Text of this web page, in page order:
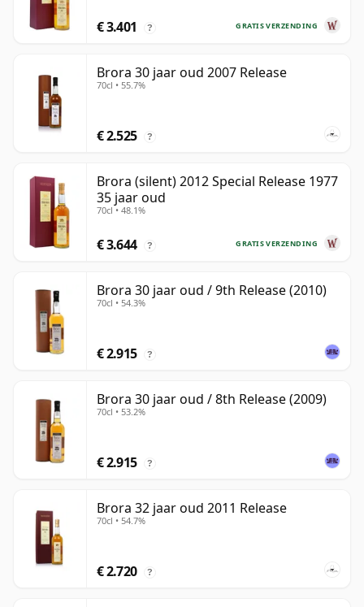
GRATIS VERZENDING
€ 3.401 ?
Brora 30 jaar oud 2007 Release
70cl • 55.7%
€ 2.525 ?
Brora (silent) 2012 Special Release 1977
35 jaar oud
70cl • 48.1%
GRATIS VERZENDING
€ 3.644 ?
Brora 30 jaar oud / 9th Release (2010)
70cl • 54.3%
€ 2.915 ?
Brora 30 jaar oud / 8th Release (2009)
70cl • 53.2%
€ 2.915 ?
Brora 32 jaar oud 2011 Release
70cl • 54.7%
€ 2.720 ?